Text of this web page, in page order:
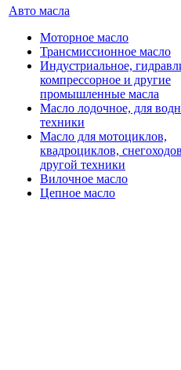
Авто масла
Моторное масло
Трансмиссионное масло
Индустриальное,
компрессорное и другие
промышленные масла
Масло лодочное, для
техники
Масло для мотоциклов,
квадроциклов,
другой техники
Вилочное масло
Цепное масло